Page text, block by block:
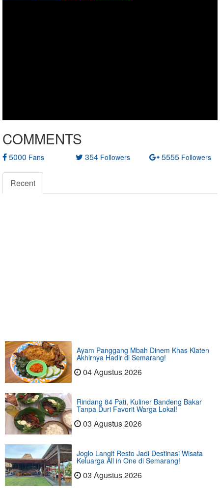
COMMENTS
5000 Fans 354 Followers 5555 Followers
Recent
Ayam Panggang Mbah Dinem Khas Klaten
Akhirnya Hadir di Semarang!
04 Agustus 2026
Rindang 84 Pati, Kuliner Bandeng Bakar
Tanpa Duri Favorit Warga Lokal!
03 Agustus 2026
Joglo Langit Resto Jadi Destinasi Wisata
Keluarga All in One di Semarang!
03 Agustus 2026